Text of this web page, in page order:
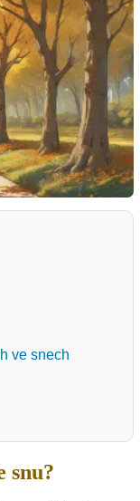
ve snech
snu?